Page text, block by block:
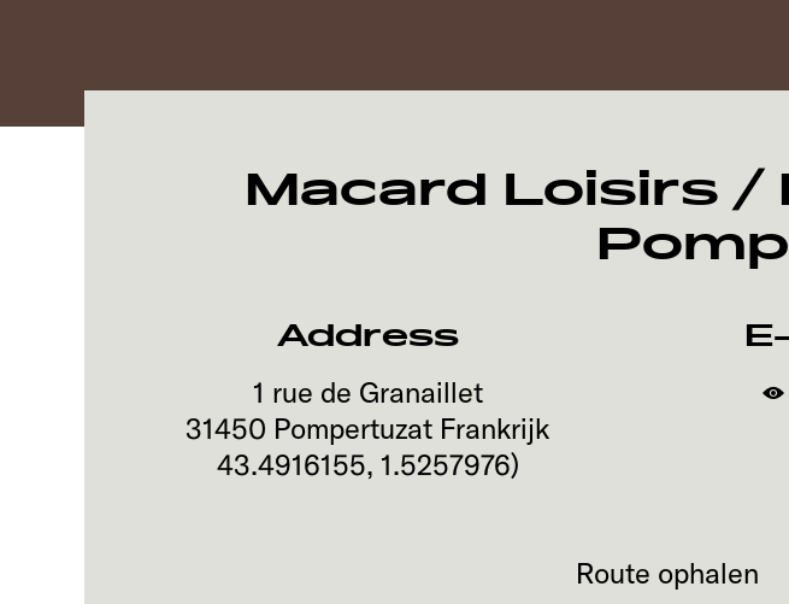
Macard Loisirs /
Address
1 rue de Granaillet
31450 Pompertuzat Frankrijk
43.4916155, 1.5257976)
Route ophalen